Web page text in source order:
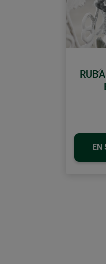
EN